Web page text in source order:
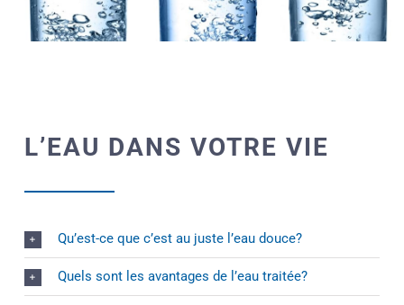
L’EAU DANS VOTRE VIE
Qu’est-ce que c’est au juste l’eau douce?
Quels sont les avantages de l’eau traitée?